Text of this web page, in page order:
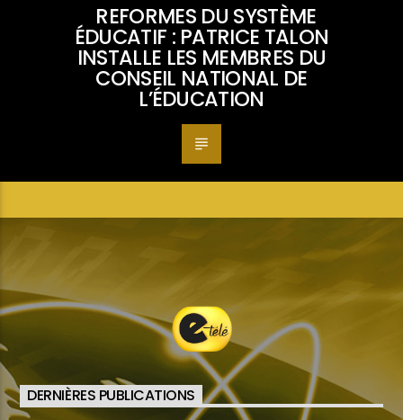
REFORMES DU SYSTÈME
ÉDUCATIF : PATRICE TALON
INSTALLE LES MEMBRES DU
CONSEIL NATIONAL DE
L’ÉDUCATION
DERNIÈRES PUBLICATIONS